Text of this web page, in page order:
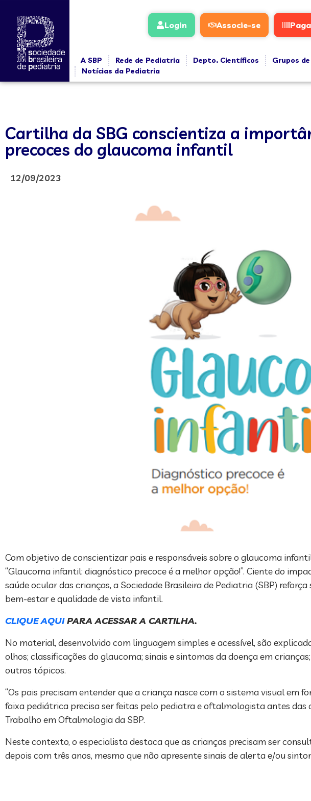
Login Associe-se
A SBP Rede de Pediatria Depto. Científicos Grupos
Notícias da Pediatria
Cartilha da SBG conscientiza a
precoces do glaucoma infantil
12/09/2023
Com objetivo de conscientizar pais e responsáveis sobre o glaucoma
“Glaucoma infantil: diagnóstico precoce é a melhor opção!”. Ciente do
saúde ocular das crianças, a Sociedade Brasileira de Pediatria (SBP)
bem-estar e qualidade de vista infantil.
CLIQUE AQUIPARA ACESSAR A CARTILHA.
No material, desenvolvido com linguagem simples e acessível, são
olhos; classificações do glaucoma; sinais e sintomas da doença em
outros tópicos.
“Os pais precisam entender que a criança nasce com o sistema visual em
faixa pediátrica precisa ser feitas pelo pediatra e oftalmologista antes das
Trabalho em Oftalmologia da SBP.
Neste contexto, o especialista destaca que as crianças precisam ser
depois com três anos, mesmo que não apresente sinais de alerta e/ou